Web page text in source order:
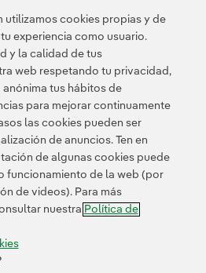
se abre en ventana nueva.
por reCAPTCHA y se aplican la
y los
de Privacidad Información legal
uso de la IA Política de cookies
Accesibilidad Canal de denuncias
S.A. Reservados todos los derechos.
utilizamos cookies propias y de
experiencia como usuario.
y la calidad de tus
web respetando tu privacidad,
tus hábitos de
para mejorar continuamente
las cookies pueden ser
de anuncios. Ten en
de algunas cookies puede
funcionamiento de la web (por
de videos). Para más
nuestra Política de